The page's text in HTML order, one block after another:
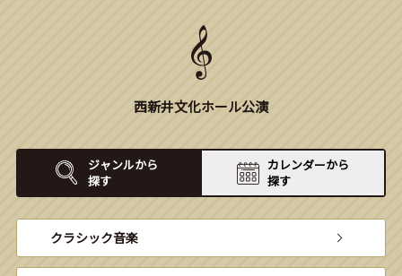
西新井文化ホール公演
ジャンルから
探す
カレンダーから
探す
クラシック音楽